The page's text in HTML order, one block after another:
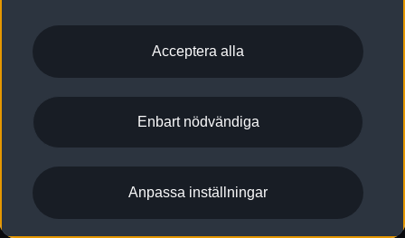
2G/3G nätet stängs ned - Hur påverkas min bil av detta?
Nyhetsbrev
Vårt hållbarhetsarbete
Lediga tjänster huvudkontor
Lediga tjänster hos Audi Återförsäljare
Kommentar till mediauppgifter om dataläcka
Anpassa inställningar för cookies
Visselblåsarkanaler
Acceptera alla
Enbart nödvändiga
Anpassa inställningar